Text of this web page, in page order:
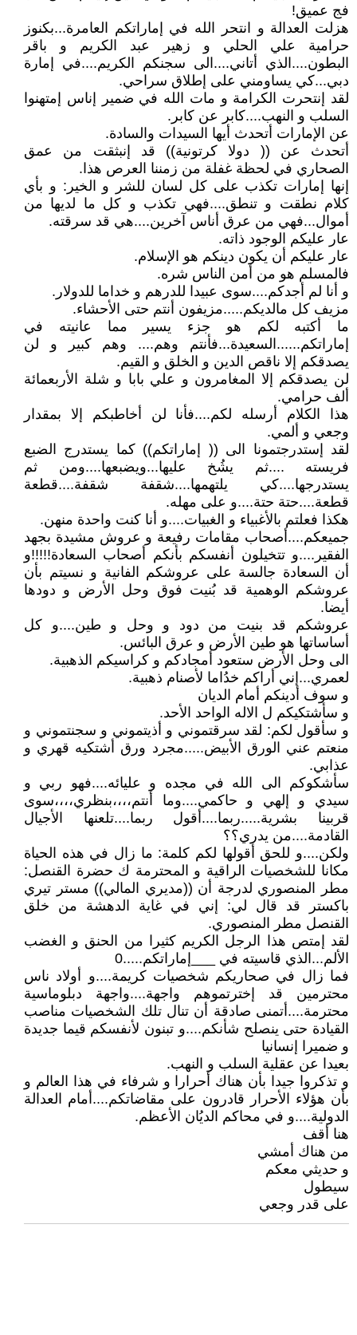
فج عميق!
هزلت العدالة و انتحر الله في إماراتكم العامرة...بكنوز
حرامية علي الحلي و زهير عبد الكريم و باقر
البطون....الذي أتاني....الى سجنكم الكريم....في إمارة
دبي...كي يساومني على إطلاق سراحي.
لقد إنتحرت الكرامة و مات الله في ضمير إناس إمتهنوا
السلب و النهب....كابر عن كابر.
عن الإمارات أتحدث أيها السيدات والسادة.
أتحدث عن (( دولا كرتونية)) قد إنبثقت من عمق
الصحاري في لحظة غفلة من زمننا العرص هذا.
إنها إمارات تكذب على كل لسان للشر و الخير: و بأي
كلام نطقت و تنطق....فهي تكذب و كل ما لديها من
أموال...فهي من عرق أناس آخرين....هي قد سرقته.
عار عليكم الوجود ذاته.
عار عليكم أن يكون دينكم هو الإسلام.
فالمسلم هو من أمن الناس شره.
و أنا لم أجدكم....سوى عبيدا للدرهم و خداما للدولار.
مزيف كل مالديكم.....مزيفون أنتم حتى الأحشاء.
ما أكتبه لكم هو جزء يسير مما عانيته في
إماراتكم......السعيدة...فأنتم وهم.... وهم كبير و لن
يصدقكم إلا ناقص الدين و الخلق و القيم.
لن يصدقكم إلا المغامرون و علي بابا و شلة الأربعمائة
ألف حرامي.
هذا الكلام أرسله لكم....فأنا لن أخاطبكم إلا بمقدار
وجعي و ألمي.
لقد إستدرجتمونا الى (( إماراتكم)) كما يستدرج الضبع
فريسته ....ثم يشُخ عليها...ويضبعها....ومن ثم
يستدرجها....كي يلتهمها....شقفة شقفة....قطعة
قطعة....حتة حتة....و على مهله.
هكذا فعلتم بالأغبياء و الغبيات....و أنا كنت واحدة منهن.
جميعكم....أصحاب مقامات رفيعة و عروش مشيدة بجهد
الفقير....و تتخيلون أنفسكم بأنكم أصحاب السعادة!!!!!و
أن السعادة جالسة على عروشكم الفانية و نسيتم بأن
عروشكم الوهمية قد بُنيت فوق وحل الأرض و دودها
أيضا.
عروشكم قد بنيت من دود و وحل و طين....و كل
أساساتها هو طين الأرض و عرق البائس.
الى وحل الأرض ستعود أمجادكم و كراسيكم الذهبية.
لعمري...إني أراكم خدُاما لأصنام ذهبية.
و سوف أدينكم أمام الديان
و سأشتكيكم ل الاله الواحد الأحد.
و سأقول لكم: لقد سرقتموني و أذيتموني و سجنتموني و
منعتم عني الورق الأبيض.....مجرد ورق أشتكيه قهري و
عذابي.
سأشكوكم الى الله في مجده و عليائه....فهو ربي و
سيدي و إلهي و حاكمي....وما أنتم،،،،بنظري،،،،سوى
قربينا بشرية.....ربما....أقول ربما....تلعنها الأجيال
القادمة....من يدري؟؟
ولكن....و للحق أقولها لكم كلمة: ما زال في هذه الحياة
مكانا للشخصيات الراقية و المحترمة ك حضرة القنصل:
مطر المنصوري لدرجة أن ((مديري المالي)) مستر تيري
باكستر قد قال لي: إني في غاية الدهشة من خلق
القنصل مطر المنصوري.
لقد إمتص هذا الرجل الكريم كثيرا من الحنق و الغضب
الألم...الذي قاسيته في ___إماراتكم.....0
فما زال في صحاريكم شخصيات كريمة....و أولاد ناس
محترمين قد إخترتموهم واجهة....واجهة دبلوماسية
محترمة....أتمنى صادقة أن تنال تلك الشخصيات مناصب
القيادة حتى ينصلح شأنكم....و تبنون لأنفسكم قيما جديدة
و ضميرا إنسانيا
بعيدا عن عقلية السلب و النهب.
و تذكروا جيدا بأن هناك أحرارا و شرفاء في هذا العالم و
بأن هؤلاء الأحرار قادرون على مقاضاتكم....أمام العدالة
الدولية....و في محاكم الديُان الأعظم.
هنا أقف
من هناك أمشي
و حديثي معكم
سيطول
على قدر وجعي